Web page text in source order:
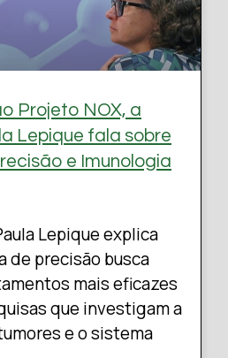
Projeto NOX, a
Lepique fala sobre
e Imunologia
Lepique explica
de precisão busca
mais eficazes
que investigam a
e o sistema